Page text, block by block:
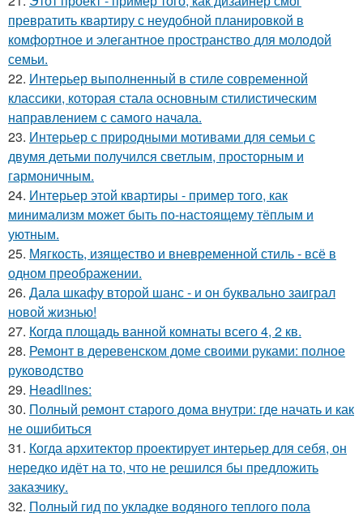
превратить квартиру с неудобной планировкой в
комфортное и элегантное пространство для молодой
семьи.
22. Интерьер выполненный в стиле современной
классики, которая стала основным стилистическим
направлением с самого начала.
23. Интерьер с природными мотивами для семьи с
двумя детьми получился светлым, просторным и
гармоничным.
24. Интерьер этой квартиры - пример того, как
минимализм может быть по-настоящему тёплым и
уютным.
25. Мягкость, изящество и вневременной стиль - всё в
одном преображении.
26. Дала шкафу второй шанс - и он буквально заиграл
новой жизнью!
27. Когда площадь ванной комнаты всего 4, 2 кв.
28. Ремонт в деревенском доме своими руками: полное
руководство
29. Headlines:
30. Полный ремонт старого дома внутри: где начать и как
не ошибиться
31. Когда архитектор проектирует интерьер для себя, он
нередко идёт на то, что не решился бы предложить
заказчику.
32. Полный гид по укладке водяного теплого пола